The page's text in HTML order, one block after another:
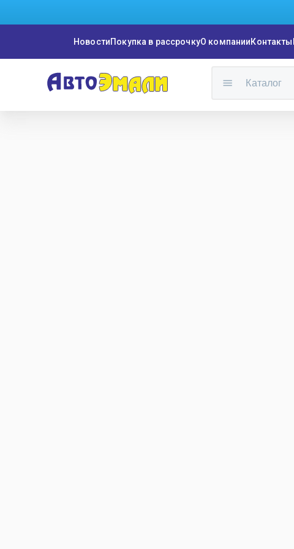
НовостиПокупка в рассрочкуО компанииКонтакты
Каталог